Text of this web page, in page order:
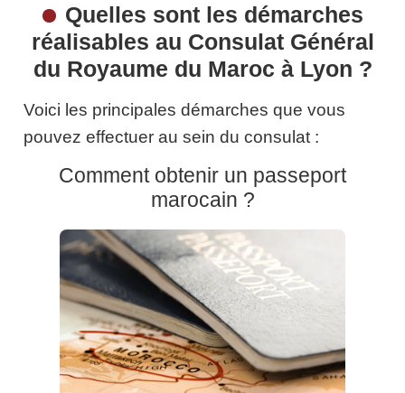
Quelles sont les démarches
réalisables au Consulat Général
du Royaume du Maroc à Lyon ?
Voici les principales démarches que vous
pouvez effectuer au sein du consulat :
Comment obtenir un passeport
marocain ?